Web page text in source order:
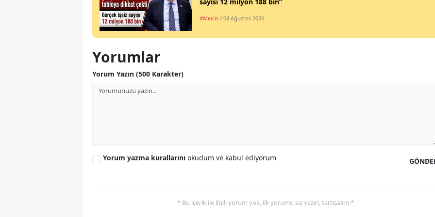
#Meclis / 08 Ağustos 2026
Yorumlar
Yorum Yazın (500 Karakter)
Yorum yazma kurallarını okudum ve kabul ediyorum
* Bu içerik ile ilgili yorum yok, ilk yorumu siz yazın, tartışalım *